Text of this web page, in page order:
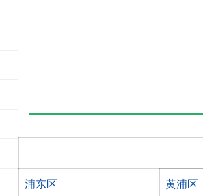
浦东区 黄浦区